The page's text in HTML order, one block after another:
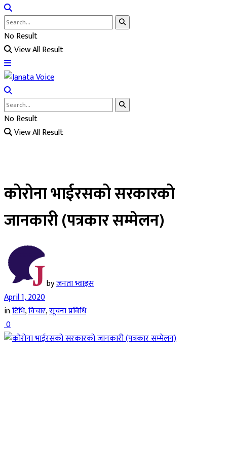
No Result
View All Result
No Result
View All Result
कोरोना भाईरसको सरकारको
जानकारी (पत्रकार सम्मेलन)
byजनता भ्वाइस
April 1, 2020
inटिभि,विचार,सूचना प्रविधि
0